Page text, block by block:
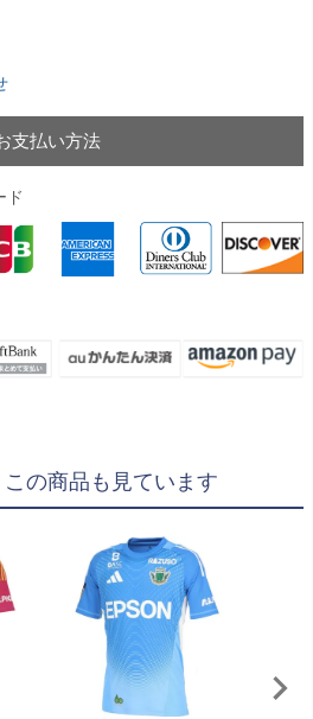
支払い方法
ド
の商品も見ています